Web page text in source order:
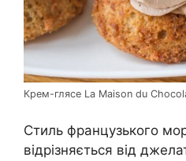
Крем-глясе La Maison du
Стиль французького
відрізняється від